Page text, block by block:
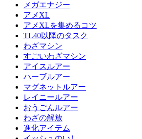
メガエナジー
アメXL
アメXLを集めるコツ
TL40以降のタスク
わざマシン
すごいわざマシン
アイスルアー
ハーブルアー
マグネットルアー
レイニールアー
おうごんルアー
わざの解放
進化アイテム